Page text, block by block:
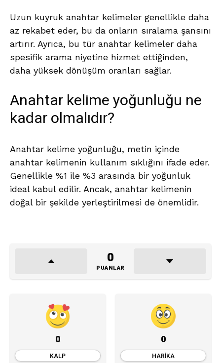
Uzun kuyruk anahtar kelimeler genellikle daha
az rekabet eder, bu da onların sıralama şansını
artırır. Ayrıca, bu tür anahtar kelimeler daha
spesifik arama niyetine hizmet ettiğinden,
daha yüksek dönüşüm oranları sağlar.
Anahtar kelime yoğunluğu ne
kadar olmalıdır?
Anahtar kelime yoğunluğu, metin içinde
anahtar kelimenin kullanım sıklığını ifade eder.
Genellikle %1 ile %3 arasında bir yoğunluk
ideal kabul edilir. Ancak, anahtar kelimenin
doğal bir şekilde yerleştirilmesi de önemlidir.
0
PUANLAR
0
KALP
0
HARIKA